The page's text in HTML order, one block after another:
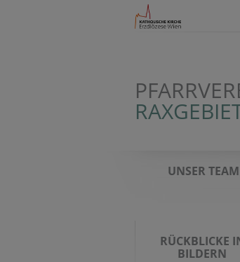
UNSER TEAM
RÜCKBLICKE
BILDERN